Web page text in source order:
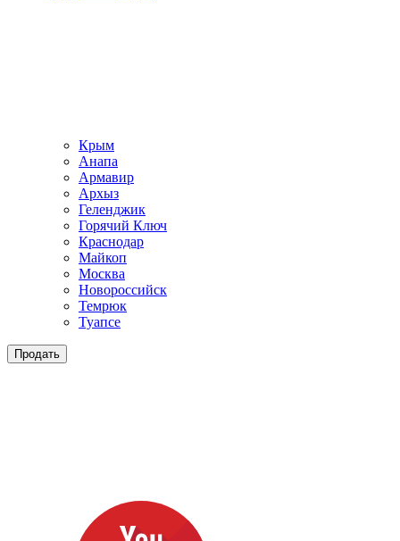
Крым
Анапа
Армавир
Архыз
Геленджик
Горячий Ключ
Краснодар
Майкоп
Москва
Новороссийск
Темрюк
Туапсе
Продать